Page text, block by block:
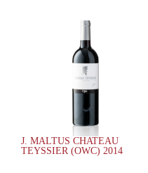
J. MALTUS CHATEAU
TEYSSIER (OWC) 2014